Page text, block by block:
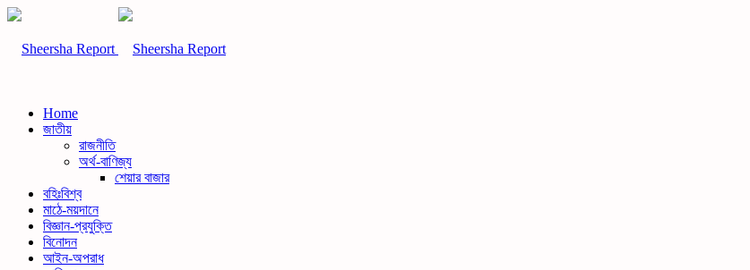
Home
জাতীয়
রাজনীতি
অর্থ-বাণিজ্য
শেয়ার বাজার
বহিঃবিশ্ব
মাঠে-ময়দানে
বিজ্ঞান-প্রযুক্তি
বিনোদন
আইন-অপরাধ